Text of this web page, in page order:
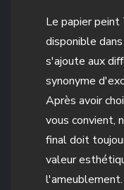
Le papier peint
disponible
s'ajoute aux
synonyme
Après avoir
vous convient,
final doit
valeur